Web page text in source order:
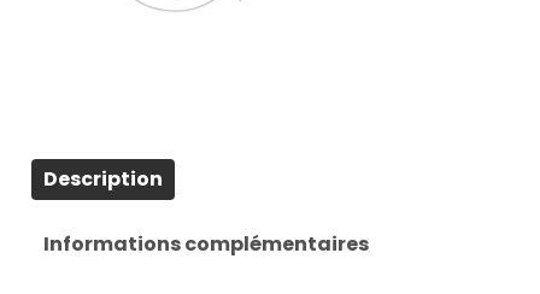
Description
Informations complémentaires